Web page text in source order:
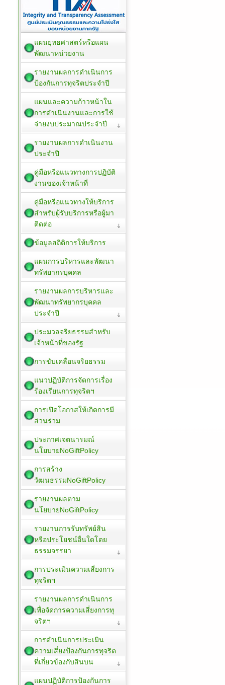
แผนยุทธศาสตร์หรือแผน
พัฒนาหน่วยงาน
รายงานผลการดำเนินการ
ป้องกันการทุจริตประจำปี
แผนและความก้าวหน้าใน
การดำเนินงานและการใช้
จ่ายงบประมาณประจำปี
รายงานผลการดำเนินงาน
ประจำปี
คู่มือหรือแนวทางการปฏิบัติ
งานของเจ้าหน้าที่
คู่มือหรือแนวทางให้บริการ
สำหรับผู้รับบริการหรือผู้มา
ติดต่อ
ข้อมูลสถิติการให้บริการ
แผนการบริหารและพัฒนา
ทรัพยากรบุคคล
รายงานผลการบริหารและ
พัฒนาทรัพยากรบุคคล
ประจำปี
ประมวลจริยธรรมสำหรับ
เจ้าหน้าที่ของรัฐ
การขับเคลื่อนจริยธรรม
แนวปฏิบัติการจัดการเรื่อง
ร้องเรียนการทุจริตฯ
การเปิดโอกาสให้เกิดการมี
ส่วนร่วม
ประกาศเจตนารมณ์
นโยบายNoGiftPolicy
การสร้าง
วัฒนธรรมNoGiftPolicy
รายงานผลตาม
นโยบายNoGiftPolicy
รายงานการรับทรัพย์สิน
หรือประโยชน์อื่นใดโดย
ธรรมจรรยา
การประเมินความเสี่ยงการ
ทุจริตฯ
รายงานผลการดำเนินการ
เพื่อจัดการความเสี่ยงการทุ
จริตฯ
การดำเนินการประเมิน
ความเสี่ยงป้องกันการทุจริต
ที่เกี่ยวข้องกับสินบน
แผนปฏิบัติการป้องกันการ